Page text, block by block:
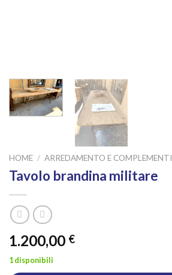
HOME / ARREDAMENTO E COMPLEMENTI
Tavolo brandina militare
1.200,00 €
1 disponibili